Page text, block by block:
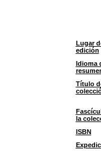
Lugar
edición
Idioma
Título
la
ISBN